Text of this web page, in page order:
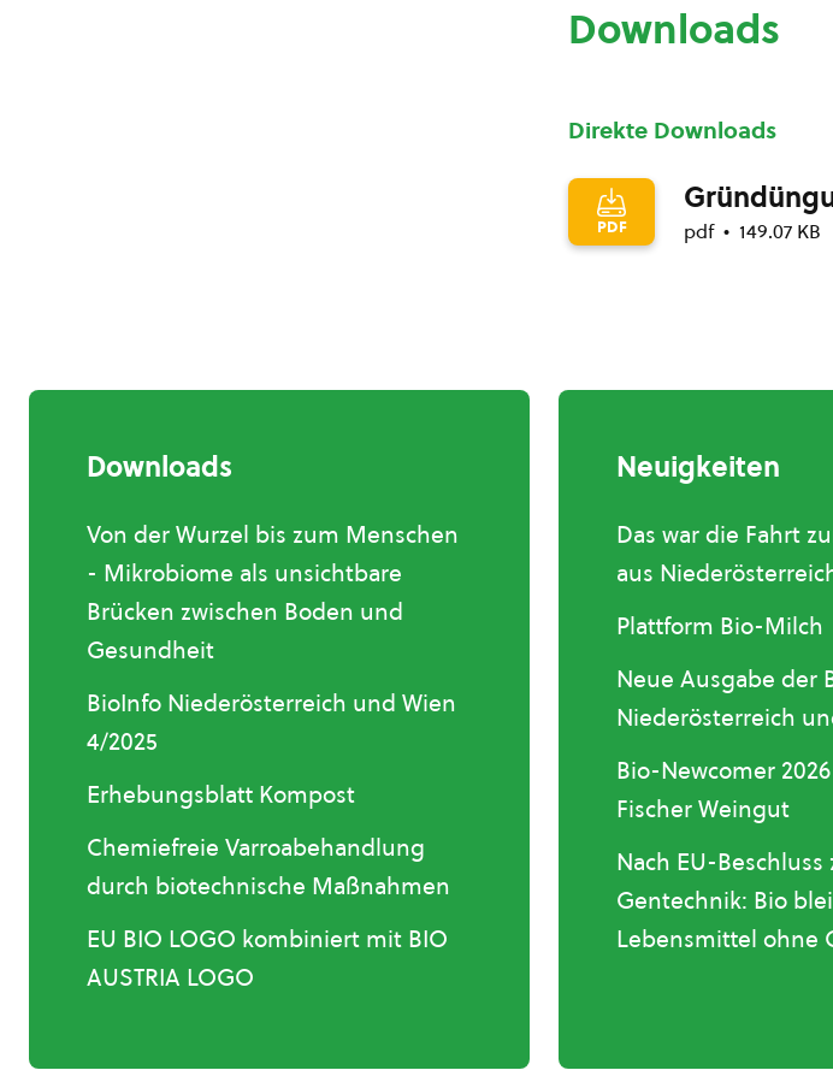
Downloads
Direkte Downloads
PDF pdf 149.07 KB
Downloads
Von der Wurzel bis zum Menschen
- Mikrobiome als unsichtbare
Brücken zwischen Boden und
Gesundheit
BioInfo Niederösterreich und Wien
4/2025
Erhebungsblatt Kompost
Chemiefreie Varroabehandlung
durch biotechnische Maßnahmen
EU BIO LOGO kombiniert mit BIO
AUSTRIA LOGO
Neuigkeiten
Das war die Fahrt
aus
Plattform Bio-Milch
Neue Ausgabe der
Niederösterreich
Bio-Newcomer
Fischer Weingut
Nach EU-
Gentechnik: Bio
Lebensmittel ohne